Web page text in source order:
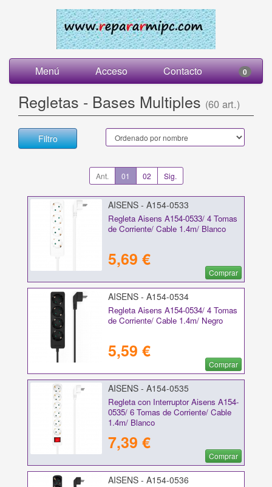
Menú Acceso Contacto 0
Regletas - Bases Multiples (60 art.)
Filtro
Ant. 01 02 Sig.
AISENS - A154-0533
Regleta Aisens A154-0533/ 4 Tomas
de Corriente/ Cable 1.4m/ Blanco
5,69 €
Comprar
AISENS - A154-0534
Regleta Aisens A154-0534/ 4 Tomas
de Corriente/ Cable 1.4m/ Negro
5,59 €
Comprar
AISENS - A154-0535
Regleta con Interruptor Aisens A154-
0535/ 6 Tomas de Corriente/ Cable
1.4m/ Blanco
7,39 €
Comprar
AISENS - A154-0536